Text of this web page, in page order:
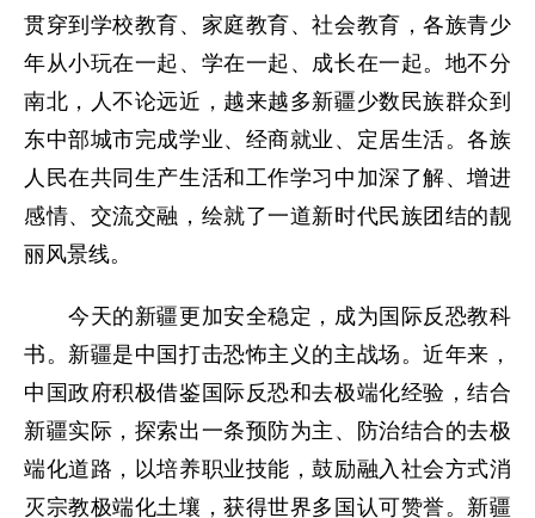
贯穿到学校教育、家庭教育、社会教育，各族青少
年从小玩在一起、学在一起、成长在一起。地不分
南北，人不论远近，越来越多新疆少数民族群众到
东中部城市完成学业、经商就业、定居生活。各族
人民在共同生产生活和工作学习中加深了解、增进
感情、交流交融，绘就了一道新时代民族团结的靓
丽风景线。
今天的新疆更加安全稳定，成为国际反恐教科
书。新疆是中国打击恐怖主义的主战场。近年来，
中国政府积极借鉴国际反恐和去极端化经验，结合
新疆实际，探索出一条预防为主、防治结合的去极
端化道路，以培养职业技能，鼓励融入社会方式消
灭宗教极端化土壤，获得世界多国认可赞誉。新疆